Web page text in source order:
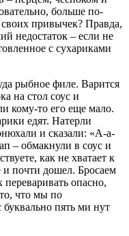
больше по-
привычек? Правда,
недостаток – если не
с сухариками
рыбное филе. Варится
на стол соус и
кому-то его еще мало.
едят. Натерли
и сказали: «А-а-
– обмакнули в соус и
как не хватает к
и почти дошел. Бросаем
опасно,
что мы по
пять ми нут